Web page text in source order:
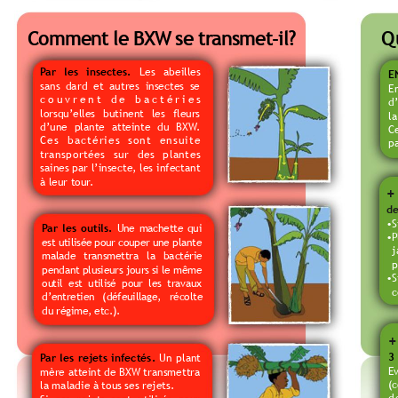
Comment le BXW se transmet-i l?
Par les outils. Une machette qui
est utilisée pour couper une plante
malade
transmettra la
bactérie
pendant plusieurs jours si le même
outil est utilisé pour les travaux
d’entretien
(défeuillage,
récolte
du régime, etc.).
Par les rejets infectés. Un plant
mère atteint de BXW transmettra
la maladie à tous ses rejets.
+
•
+
3
Par les insectes. Les
abeilles
sans dard et autres insectes
se
couvrent
de
bactéries
lorsqu’elles
butinent les
fleurs
d’une
plante
  atteinte
du BXW.
Ces
bactéries sont
ensuite
transportées
sur des
plantes
saines par l’insecte, les infectant
à leur tour.